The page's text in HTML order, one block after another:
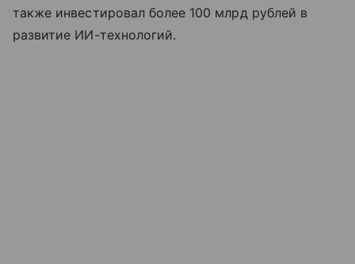
также инвестировал более 100 млрд рублей в
развитие ИИ-технологий.